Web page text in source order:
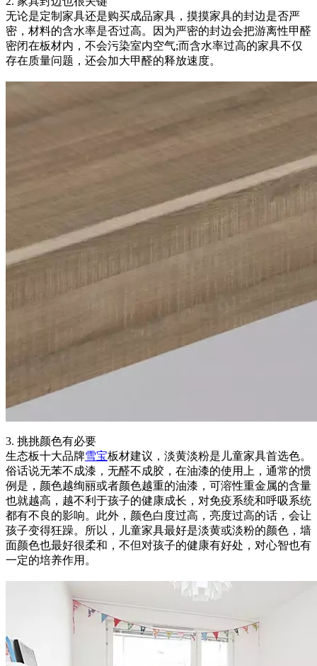
无论是定制家具还是购买成品家具，摸摸家具的封边是否严
密，材料的含水率是否过高。因为严密的封边会把游离性甲醛
密闭在板材内，不会污染室内空气;而含水率过高的家具不仅
存在质量问题，还会加大甲醛的释放速度。
3. 挑挑颜色有必要
生态板十大品牌雪宝板材建议，淡黄淡粉是儿童家具首选色。
俗话说无苯不成漆，无醛不成胶，在油漆的使用上，通常的惯
例是，颜色越绚丽或者颜色越重的油漆，可溶性重金属的含量
也就越高，越不利于孩子的健康成长，对免疫系统和呼吸系统
都有不良的影响。此外，颜色白度过高，亮度过高的话，会让
孩子变得狂躁。所以，儿童家具最好是淡黄或淡粉的颜色，墙
面颜色也最好很柔和，不但对孩子的健康有好处，对心智也有
一定的培养作用。